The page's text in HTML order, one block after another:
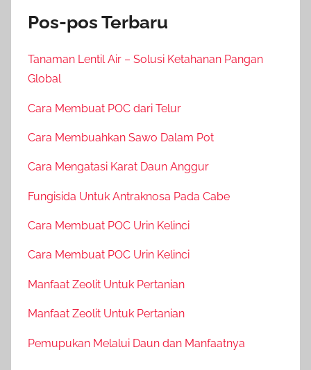
Pos-pos Terbaru
Tanaman Lentil Air – Solusi Ketahanan Pangan
Global
Cara Membuat POC dari Telur
Cara Membuahkan Sawo Dalam Pot
Cara Mengatasi Karat Daun Anggur
Fungisida Untuk Antraknosa Pada Cabe
Cara Membuat POC Urin Kelinci
Cara Membuat POC Urin Kelinci
Manfaat Zeolit Untuk Pertanian
Manfaat Zeolit Untuk Pertanian
Pemupukan Melalui Daun dan Manfaatnya